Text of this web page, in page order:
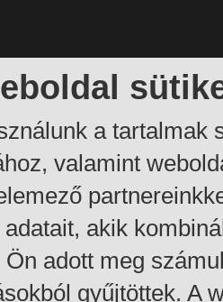
a tartalmak
valamint
akik
adott meg
gyűjtöttek. A